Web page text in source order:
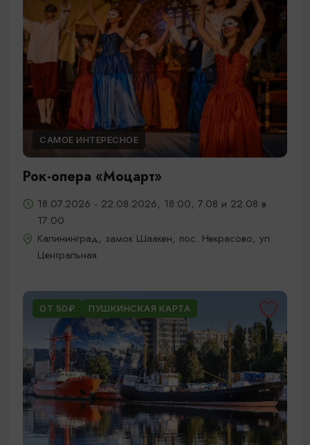
САМОЕ ИНТЕРЕСНОЕ
Рок-опера «Моцарт»
18.07.2026 - 22.08.2026, 18:00, 7.08 и 22.08 в
17:00
Калининград, замок Шаакен, пос. Некрасово, ул.
Центральная
ОТ 50₽ ПУШКИНСКАЯ КАРТА